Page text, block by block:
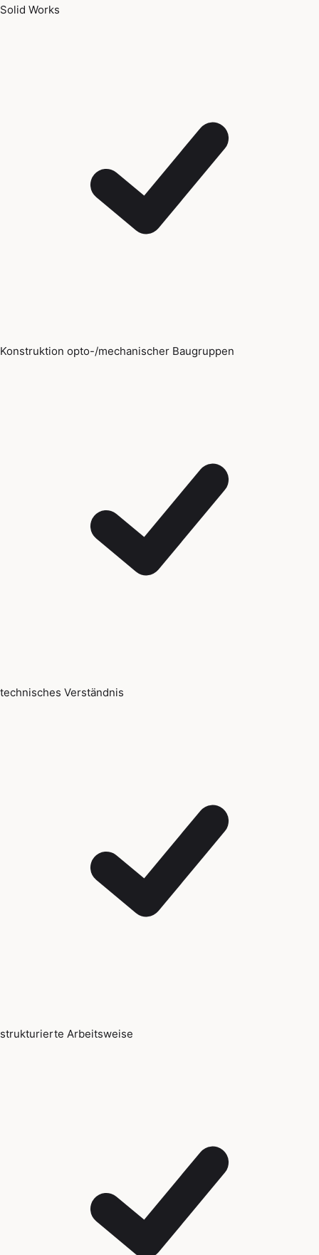
Solid Works
Konstruktion opto-/mechanischer Baugruppen
technisches Verständnis
strukturierte Arbeitsweise